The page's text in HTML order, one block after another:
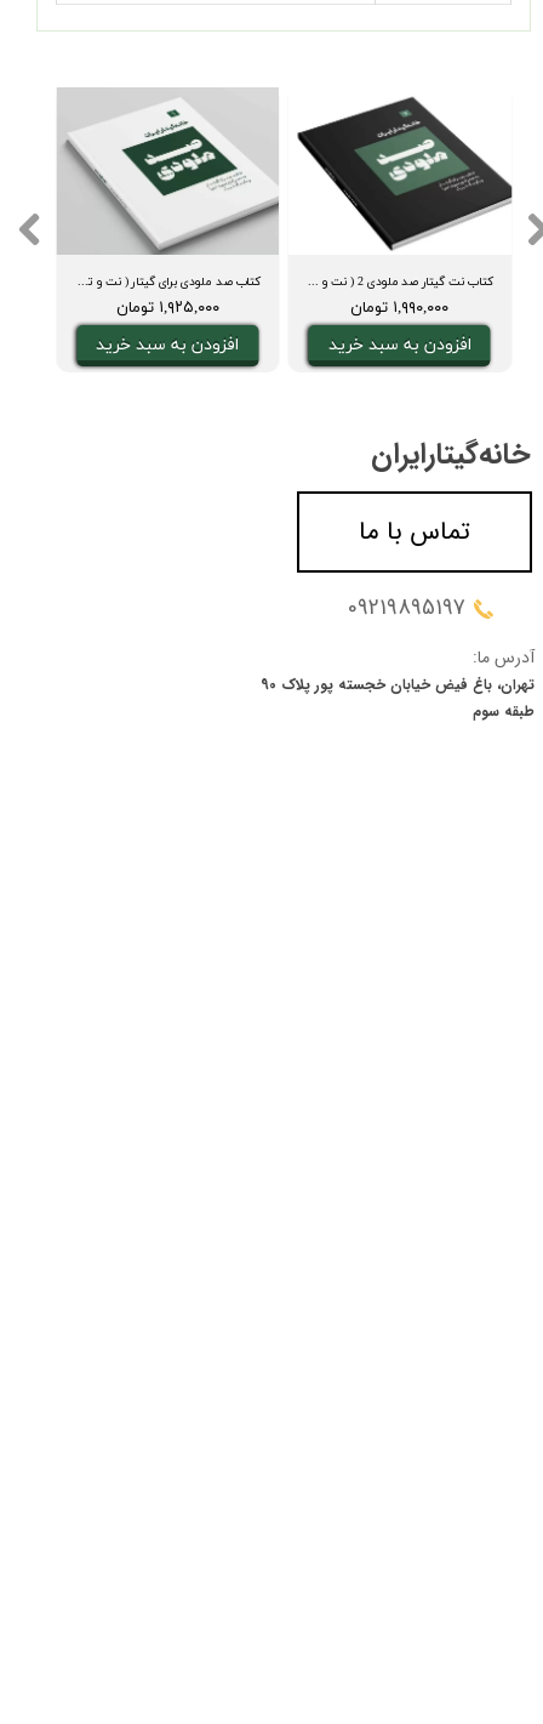
کتاب صد ملودی برای گیتار ( نت و تبلچر، آکورد، ویدیوی اجرا و بکینگ ترک)
۱,۹۲۵,۰۰۰ تومان
افزودن به سبد خرید
کتاب نت گیتار صد ملودی 2 ( نت و تبلچر، آکورد، ویدیوی اجرا و بکینگ ترک)
۱,۹۹۰,۰۰۰ تومان
افزودن به سبد خرید
خانه‌گیتار‌ایران
09219895197
آدرس ما:
تهران، باغ فیض خیابان خجسته پور پلاک 90
​​​​​​​طبقه سوم
تماس با ما